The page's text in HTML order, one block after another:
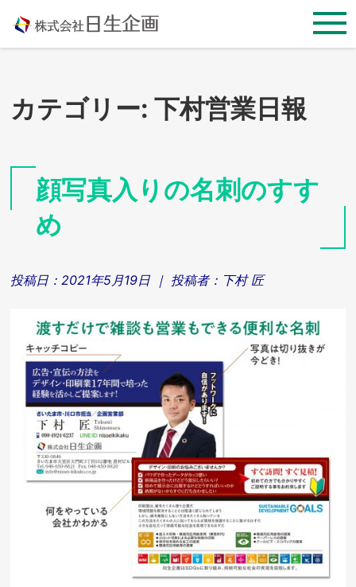
content
カテゴリー:下村営業日報
顔写真入りの名刺のすす
め
投稿日： 2021年5月19日 ｜ 投稿者： 下村 匠